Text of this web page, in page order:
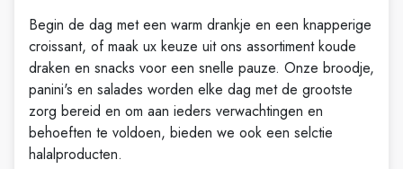
Begin de dag met een warm drankje en een knapperige
croissant, of maak ux keuze uit ons assortiment koude
draken en snacks voor een snelle pauze. Onze broodje,
panini's en salades worden elke dag met de grootste
zorg bereid en om aan ieders verwachtingen en
behoeften te voldoen, bieden we ook een selctie
halalproducten.